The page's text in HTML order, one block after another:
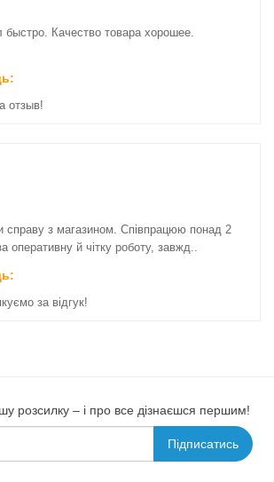
быстро. Качество товара хорошее.
отзыв!
справу з магазином. Співпрацюю понад 2
оперативну й чітку роботу, завжд..
за відгук!
розсилку – і про все дізнаєшся першим!
Підписатись